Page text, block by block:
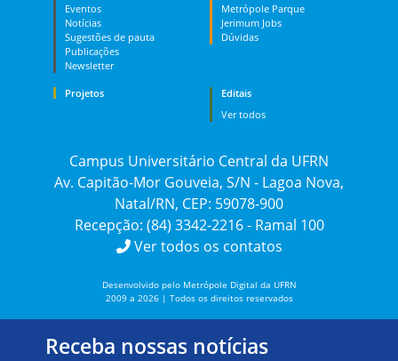
Eventos
Notícias
Sugestões de pauta
Publicações
Newsletter
Metrópole Parque
Jerimum Jobs
Dúvidas
Projetos
Editais
Ver todos
Campus Universitário Central da UFRN
Av. Capitão-Mor Gouveia, S/N - Lagoa Nova,
Natal/RN, CEP: 59078-900
Recepção: (84) 3342-2216 - Ramal 100
Ver todos os contatos
Desenvolvido pelo Metrópole Digital da UFRN
2009 a 2026 | Todos os direitos reservados
Receba nossas notícias